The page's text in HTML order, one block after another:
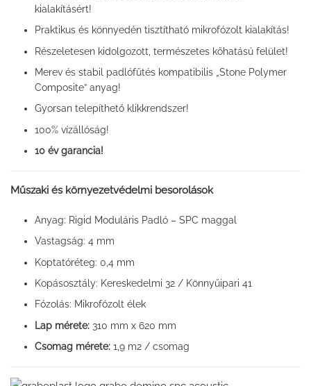
kialakításért!
Praktikus és könnyedén tisztítható mikrofózolt kialakítás!
Részeletesen kidolgozott, természetes kőhatású felület!
Merev és stabil padlófűtés kompatibilis „Stone Polymer
Composite” anyag!
Gyorsan telepíthető klikkrendszer!
100% vízállóság!
10 év garancia!
Műszaki és környezetvédelmi besorolások
Anyag: Rigid Moduláris Padló – SPC maggal
Vastagság: 4 mm
Koptatóréteg: 0,4 mm
Kopásosztály: Kereskedelmi 32 / Könnyűipari 41
Fózolás: Mikrofózolt élek
Lap mérete:310 mm x 620 mm
Csomag mérete:1,9 m2 / csomag